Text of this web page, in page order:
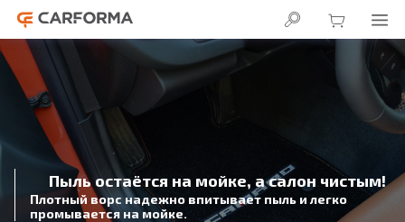
Пыль остаётся на мойке, а салон чистым!
Плотный ворс надежно впитывает пыль и легко
промывается на мойке.